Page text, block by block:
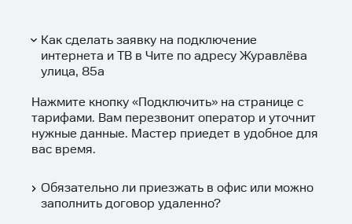
Как сделать заявку на подключение
интернета и ТВ в Чите по адресу Журавлёва
улица, 85а
Нажмите кнопку «Подключить» на странице с
тарифами. Вам перезвонит оператор и уточнит
нужные данные. Мастер приедет в удобное для
вас время.
Обязательно ли приезжать в офис или можно
заполнить договор удаленно?